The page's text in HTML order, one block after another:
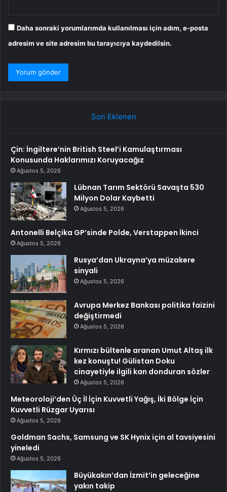
Daha sonraki yorumlarımda kullanılması için adım, e-posta
adresim ve site adresim bu tarayıcıya kaydedilsin.
Son Eklenen
Çin: İngiltere’nin British Steel’i Kamulaştırması
Konusunda Haklarımızı Koruyacağız
Ağustos 5, 2026
Lübnan Tarım Sektörü Savaşta 530
Milyon Dolar Kaybetti
Ağustos 5, 2026
Antonelli Belçika GP’sinde Polde, Verstappen İkinci
Ağustos 5, 2026
Rusya’dan Ukrayna’ya müzakere
sinyali
Ağustos 5, 2026
Avrupa Merkez Bankası politika faizini
değiştirmedi
Ağustos 5, 2026
Kırmızı bültenle aranan Umut Altaş ilk
kez konuştu! Gülistan Doku
cinayetiyle ilgili kan donduran sözler
Ağustos 5, 2026
Meteoroloji’den Üç İl İçin Kuvvetli Yağış, İki Bölge İçin
Kuvvetli Rüzgar Uyarısı
Ağustos 5, 2026
Goldman Sachs, Samsung ve SK Hynix için al tavsiyesini
yineledi
Ağustos 5, 2026
Büyükakın’dan İzmit’in geleceğine
yakın takip